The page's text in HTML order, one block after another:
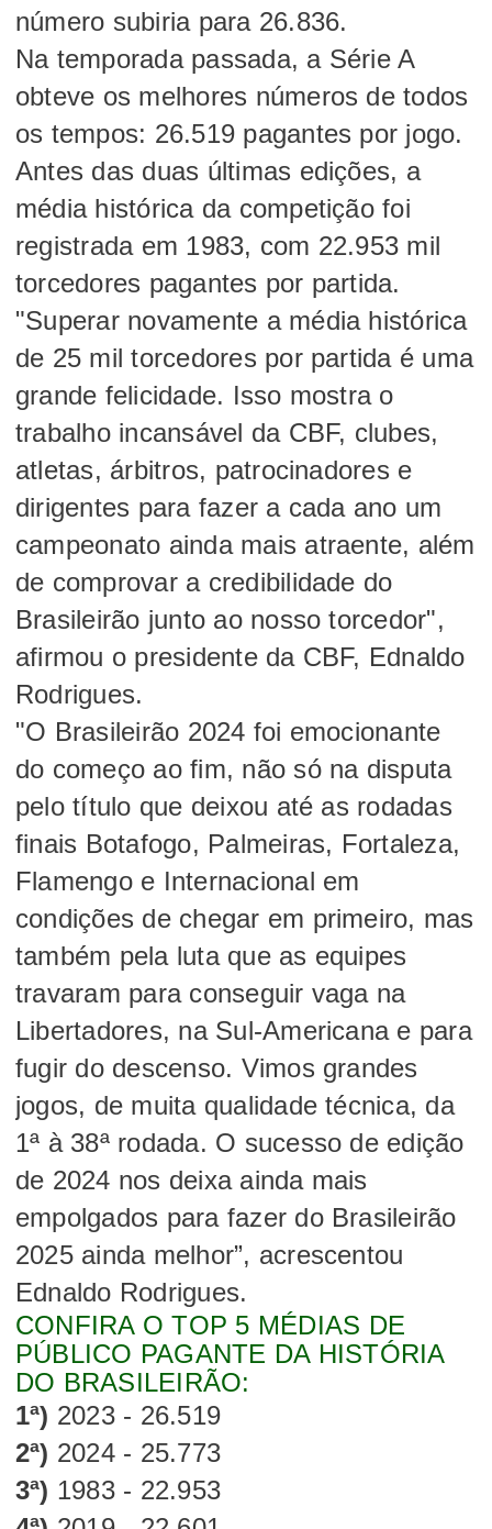
número subiria para 26.836.
Na temporada passada, a Série A
obteve os melhores números de todos
os tempos: 26.519 pagantes por jogo.
Antes das duas últimas edições, a
média histórica da competição foi
registrada em 1983, com 22.953 mil
torcedores pagantes por partida.
"Superar novamente a média histórica
de 25 mil torcedores por partida é uma
grande felicidade. Isso mostra o
trabalho incansável da CBF, clubes,
atletas, árbitros, patrocinadores e
dirigentes para fazer a cada ano um
campeonato ainda mais atraente, além
de comprovar a credibilidade do
Brasileirão junto ao nosso torcedor",
afirmou o presidente da CBF, Ednaldo
Rodrigues.
"O Brasileirão 2024 foi emocionante
do começo ao fim, não só na disputa
pelo título que deixou até as rodadas
finais Botafogo, Palmeiras, Fortaleza,
Flamengo e Internacional em
condições de chegar em primeiro, mas
também pela luta que as equipes
travaram para conseguir vaga na
Libertadores, na Sul-Americana e para
fugir do descenso. Vimos grandes
jogos, de muita qualidade técnica, da
1ª à 38ª rodada. O sucesso de edição
de 2024 nos deixa ainda mais
empolgados para fazer do Brasileirão
2025 ainda melhor”, acrescentou
Ednaldo Rodrigues.
CONFIRA O TOP 5 MÉDIAS DE
PÚBLICO PAGANTE DA HISTÓRIA
DO BRASILEIRÃO:
1ª) 2023 - 26.519
2ª) 2024 - 25.773
3ª) 1983 - 22.953